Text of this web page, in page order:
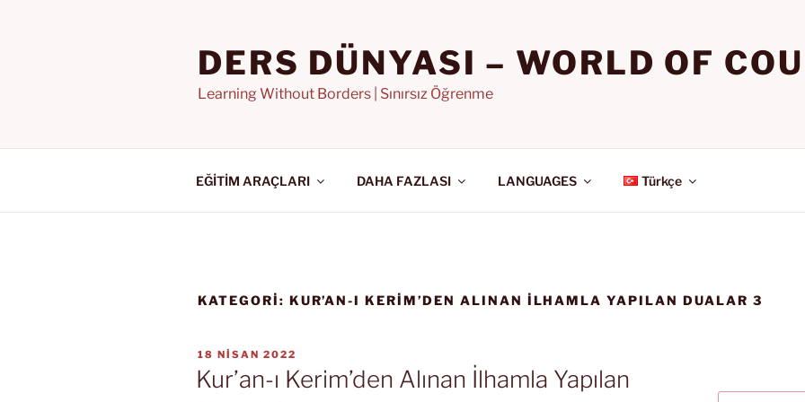
DERS DÜNYASI – WORLD OF
Learning Without Borders | Sınırsız Öğrenme
EĞİTİM ARAÇLARI DAHA FAZLASI LANGUAGES Türkçe
KATEGORI: KUR’AN-I KERIM’DEN ALINAN İLHAMLA YAPILAN DUALAR 3
YAYIM
TARIHI
18 NISAN 2022
Kur’an-ı Kerim’den Alınan İlhamla Yapılan